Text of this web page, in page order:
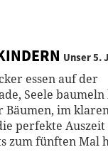
Unser 5.
essen auf der
Seele baumeln
Bäumen, im
perfekte
zum fünften Mal